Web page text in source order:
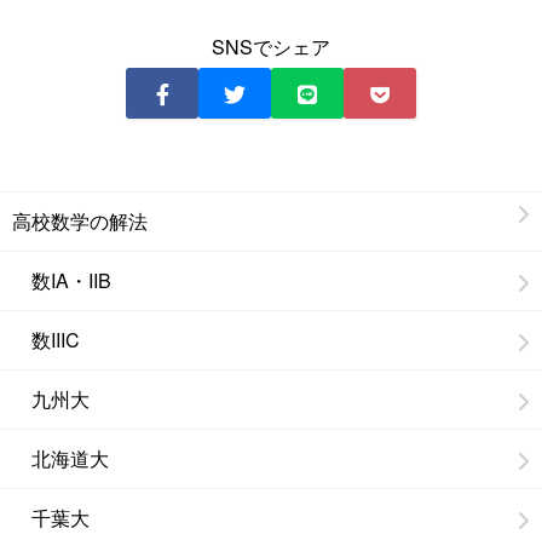
SNSでシェア
高校数学の解法
数IA・IIB
数IIIC
九州大
北海道大
千葉大